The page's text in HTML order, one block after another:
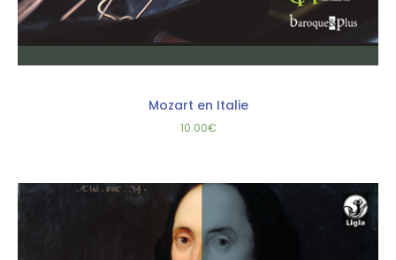
Mozart en Italie
10.00€